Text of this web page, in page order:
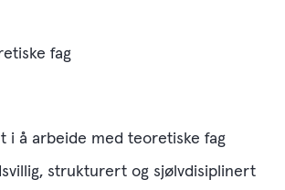
fag
i å arbeide med teoretiske fag
strukturert og sjølvdisiplinert